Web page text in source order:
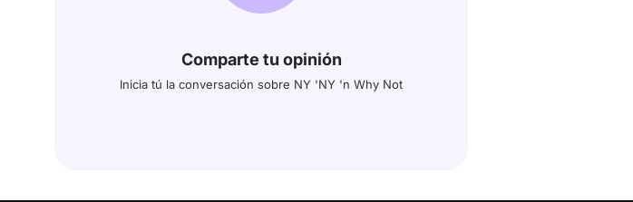
Comparte tu opinión
Inicia tú la conversación sobre NY 'NY 'n Why Not